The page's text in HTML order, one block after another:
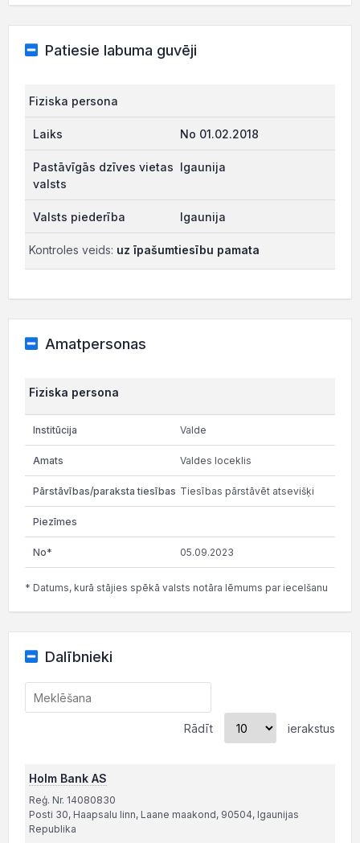
Patiesie labuma guvēji
Fiziska persona
No 01.02.2018
Igaunija
Igaunija
Kontroles veids: uz īpašumtiesību pamata
Amatpersonas
Fiziska persona
Valde
Valdes loceklis
Tiesības pārstāvēt atsevišķi
05.09.2023
* Datums, kurā stājies spēkā valsts notāra lēmums par iecelšanu
Dalībnieki
Rādīt ierakstus
Holm Bank AS
Reģ. Nr. 14080830
Posti 30, Haapsalu linn, Laane maakond, 90504, Igaunijas
Republika